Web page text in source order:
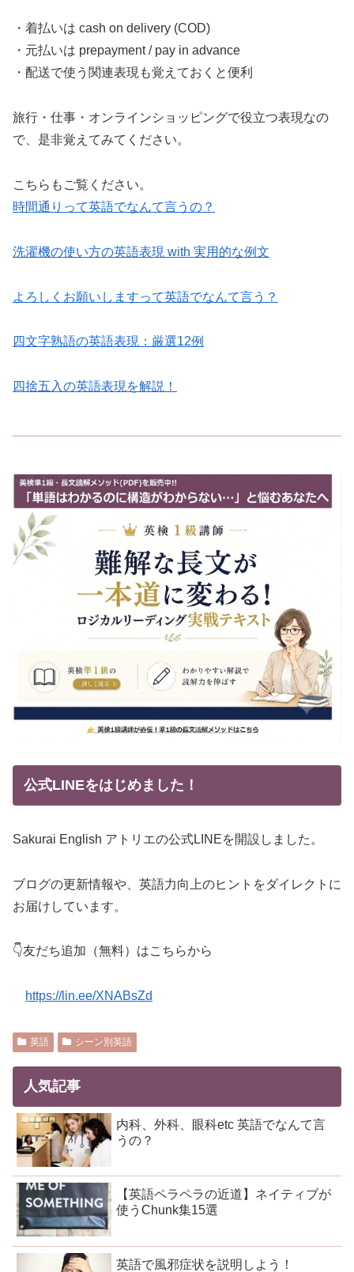
・着払いは cash on delivery (COD)
・元払いは prepayment / pay in advance
・配送で使う関連表現も覚えておくと便利
旅行・仕事・オンラインショッピングで役立つ表現なの
で、是非覚えてみてください。
こちらもご覧ください。
時間通りって英語でなんて言うの？
洗濯機の使い方の英語表現 with 実用的な例文
よろしくお願いしますって英語でなんて言う？
四文字熟語の英語表現：厳選12例
四捨五入の英語表現を解説！
公式LINEをはじめました！
Sakurai English アトリエの公式LINEを開設しました。
ブログの更新情報や、英語力向上のヒントをダイレクトに
お届けしています。
👇友だち追加（無料）はこちらから
https://lin.ee/XNABsZd
英語 シーン別英語
人気記事
内科、外科、眼科etc 英語でなんて言
うの？
【英語ペラペラの近道】ネイティブが
使うChunk集15選
英語で風邪症状を説明しよう！